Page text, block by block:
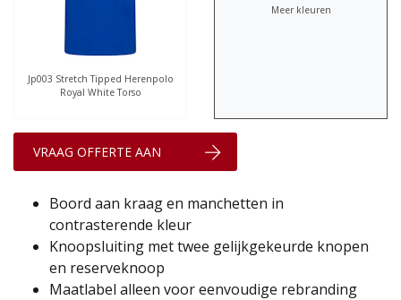
Jp003 Stretch Tipped Herenpolo
Royal White Torso
Meer kleuren
VRAAG OFFERTE AAN
Boord aan kraag en manchetten in
contrasterende kleur
Knoopsluiting met twee gelijkgekeurde knopen
en reserveknoop
Maatlabel alleen voor eenvoudige rebranding